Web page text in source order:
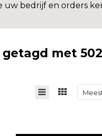
uw bedrijf en orders
met